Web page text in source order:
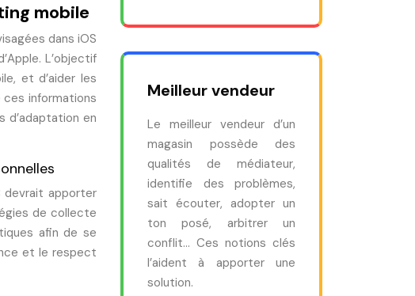
mobile
dans iOS
L’objectif
et d’aider les
informations
en
devrait apporter
de collecte
afin de se
et le respect
Meilleur vendeur
Le meilleur vendeur d’un
magasin possède des
qualités de médiateur,
identifie des problèmes,
sait écouter, adopter un
ton posé, arbitrer un
conflit… Ces notions clés
l’aident à apporter une
solution.